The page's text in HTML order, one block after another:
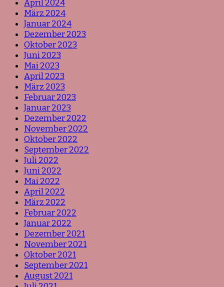
April 2024
März 2024
Januar 2024
Dezember 2023
Oktober 2023
Juni 2023
Mai 2023
April 2023
März 2023
Februar 2023
Januar 2023
Dezember 2022
November 2022
Oktober 2022
September 2022
Juli 2022
Juni 2022
Mai 2022
April 2022
März 2022
Februar 2022
Januar 2022
Dezember 2021
November 2021
Oktober 2021
September 2021
August 2021